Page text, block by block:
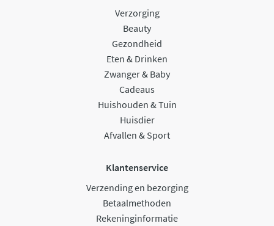
Verzorging
Beauty
Gezondheid
Eten & Drinken
Zwanger & Baby
Cadeaus
Huishouden & Tuin
Huisdier
Afvallen & Sport
Klantenservice
Verzending en bezorging
Betaalmethoden
Rekeninginformatie